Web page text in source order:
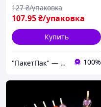
кейтеринга
107.95₴/упаковка
127 ₴/упаковка
Купить
"ПакетПак" — упаковка, которая работает на ваш бренд! 100%